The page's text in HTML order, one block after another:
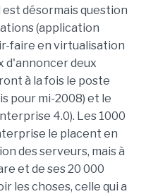
est désormais question
(application
faire en virtualisation
d'annoncer deux
à la fois le poste
pour mi-2008) et le
4.0). Les 1000
le placent en
des serveurs, mais à
et de ses 20 000
les choses, celle qui a